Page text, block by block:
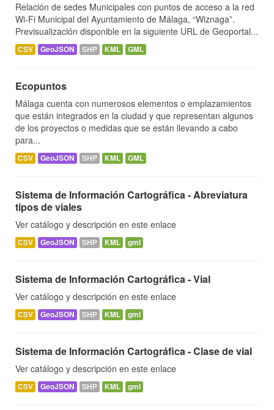
Relación de sedes Municipales con puntos de acceso a la red
Wi-Fi Municipal del Ayuntamiento de Málaga, “Wiznaga”.
Previsualización disponible en la siguiente URL de Geoportal...
CSV GeoJSON SHP KML GML
Ecopuntos
Málaga cuenta con numerosos elementos o emplazamientos
que están integrados en la ciudad y que representan algunos
de los proyectos o medidas que se están llevando a cabo
para...
CSV GeoJSON SHP KML GML
Sistema de Información Cartográfica - Abreviatura
tipos de viales
Ver catálogo y descripción en este enlace
CSV GeoJSON SHP KML gml
Sistema de Información Cartográfica - Vial
Ver catálogo y descripción en este enlace
CSV GeoJSON SHP KML gml
Sistema de Información Cartográfica - Clase de vial
Ver catálogo y descripción en este enlace
CSV GeoJSON SHP KML gml